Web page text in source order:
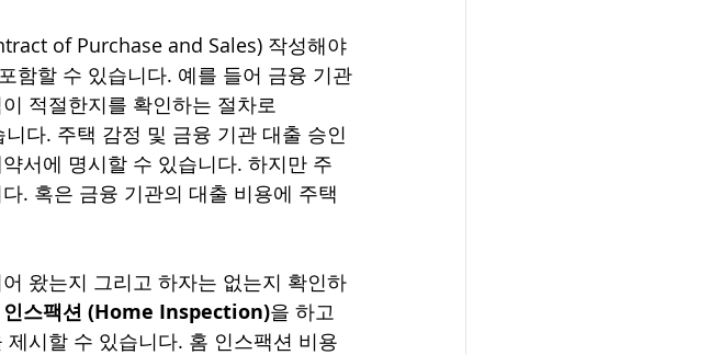
of Purchase and Sales) 작성해야
함할 수 있습니다. 예를 들어 금융 기관
격이 적절한지를 확인하는 절차로
다. 주택 감정 및 금융 기관 대출 승인
서에 명시할 수 있습니다. 하지만 주
. 혹은 금융 기관의 대출 비용에 주택
왔는지 그리고 하자는 없는지 확인하
인스팩션 (Home Inspection)을 하고
시할 수 있습니다. 홈 인스팩션 비용